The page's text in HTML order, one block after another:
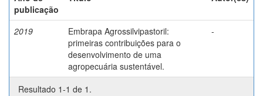
publicação
2019
Embrapa Agrossilvipastoril:
primeiras contribuições para o
desenvolvimento de uma
agropecuária sustentável.
-
Resultado 1-1 de 1.